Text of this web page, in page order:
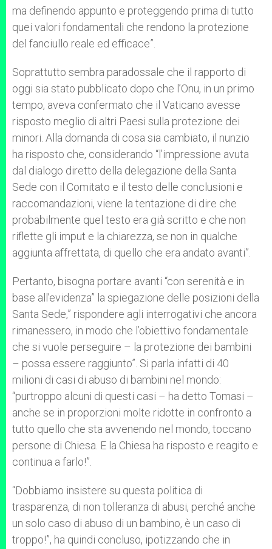
ma definendo appunto e proteggendo prima di tutto
quei valori fondamentali che rendono la protezione
del fanciullo reale ed efficace”.
Soprattutto sembra paradossale che il rapporto di
oggi sia stato pubblicato dopo che l’Onu, in un primo
tempo, aveva confermato che il Vaticano avesse
risposto meglio di altri Paesi sulla protezione dei
minori. Alla domanda di cosa sia cambiato, il nunzio
ha risposto che, considerando “l’impressione avuta
dal dialogo diretto della delegazione della Santa
Sede con il Comitato e il testo delle conclusioni e
raccomandazioni, viene la tentazione di dire che
probabilmente quel testo era già scritto e che non
riflette gli imput e la chiarezza, se non in qualche
aggiunta affrettata, di quello che era andato avanti”.
Pertanto, bisogna portare avanti “con serenità e in
base all’evidenza” la spiegazione delle posizioni della
Santa Sede,” rispondere agli interrogativi che ancora
rimanessero, in modo che l’obiettivo fondamentale
che si vuole perseguire – la protezione dei bambini
– possa essere raggiunto”. Si parla infatti di 40
milioni di casi di abuso di bambini nel mondo:
“purtroppo alcuni di questi casi – ha detto Tomasi –
anche se in proporzioni molte ridotte in confronto a
tutto quello che sta avvenendo nel mondo, toccano
persone di Chiesa. E la Chiesa ha risposto e reagito e
continua a farlo!”.
“Dobbiamo insistere su questa politica di
trasparenza, di non tolleranza di abusi, perché anche
un solo caso di abuso di un bambino, è un caso di
troppo!”, ha quindi concluso, ipotizzando che in